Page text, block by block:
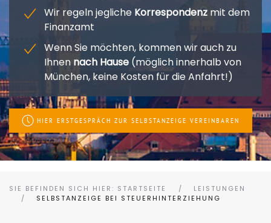
Wir regeln jegliche Korrespondenz mit dem
Finanzamt
Wenn Sie möchten, kommen wir auch zu
Ihnen nach Hause (möglich innerhalb von
München, keine Kosten für die Anfahrt!)
HIER ERSTGESPRÄCH ZUR SELBSTANZEIGE VEREINBAREN
SIE BEFINDEN SICH HIER: STARTSEITE
LEISTUNGEN
SELBSTANZEIGE BEI STEUERHINTERZIEHUNG